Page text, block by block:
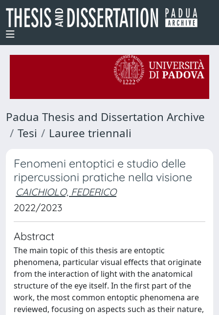
Padua Thesis and Dissertation Archive
Tesi
Lauree triennali
Fenomeni entoptici e studio delle
ripercussioni pratiche nella visione
CAICHIOLO, FEDERICO
2022/2023
Abstract
The main topic of this thesis are entoptic
phenomena, particular visual effects that originate
from the interaction of light with the anatomical
structure of the eye itself. In the first part of the
work, the most common entoptic phenomena are
reviewed, focusing on aspects such as their nature,